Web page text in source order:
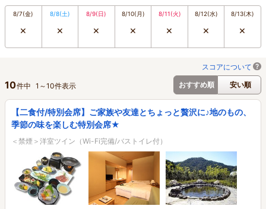
8/7(金)
×
8/8(土)
×
8/9(日)
×
8/10(月)
×
8/11(火)
×
8/12(水)
×
8/13(木)
×
スコアについて
おすすめ順
安い順
10件中 1 ～10件表示
【二食付/特別会席】ご家族や友達とちょっと贅沢に♪地のもの、
季節の味を楽しむ特別会席★
＜禁煙＞洋室ツイン（Wi-Fi完備/バストイレ付）